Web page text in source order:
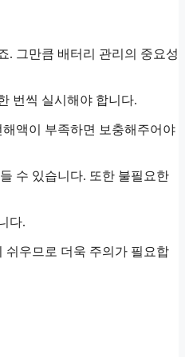
. 그만큼 배터리 관리의 중요성
번씩 실시해야 합니다.
액이 부족하면 보충해주어야
수 있습니다. 또한 불필요한
다.
쉬우므로 더욱 주의가 필요합